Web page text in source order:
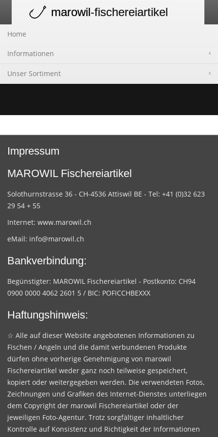
navigation
marowil-fischereiartikel
Home
Informationen
Unser Sortiment
Impressum
MAROWIL Fischereiartikel
Solothurnstrasse 36 - CH-4536 Attiswil BE - Tel: +41 (0)32 623
29 54 + 55
Internet: www.marowil.ch
eMail: info@marowil.ch
Bankverbindung:
Begünstigter: MAROWIL Fischereiartikel - Postkonto: CH94
0900 0000 4062 2601 5 / BIC: POFICCHBEXXX
Haftungshinweis:
☆ Alle auf dieser Website angebotenen Informationen zu
Fischen / Angeln und die damit verbundenen Produkte
dürfen ohne vorherige Genehmigung von marowil
Fischereiartikel weder ganz noch teilweise gespeichert,
kopiert oder weitergegeben werden. Die verwendeten Fotos,
Zeichnungen und Grafiken des Internet-Dienstes unterliegen
dem Copyright der marowil Fischereiartikel oder der
jeweiligen Foto-Agentur. Trotz sorgfältiger inhaltlicher
Kontrolle auf Konsistenz und Richtigkeit der Informationen